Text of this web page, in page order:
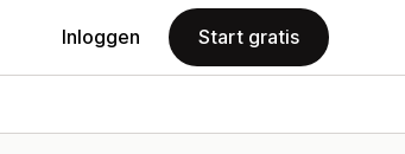
Inloggen Start gratis